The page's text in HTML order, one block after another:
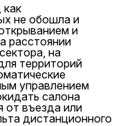
тубы 60х30х2
как
не обошла и
и
расстоянии
на
территорий
управлением
салона
от въезда или
дистанционного